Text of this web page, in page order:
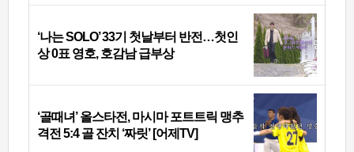
‘나는 SOLO’ 33기 첫날부터 반전…첫인
상 0표 영호, 호감남 급부상
‘골때녀’ 올스타전, 마시마 포트트릭 맹추
격전 5:4 골 잔치 ‘짜릿’ [어제TV]